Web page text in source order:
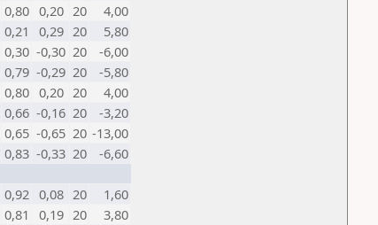
0,80 0,20 20
4,00
0,21 0,29 20
5,80
0,30 -0,30 20
-6,00
0,79 -0,29 20
-5,80
0,80 0,20 20
4,00
0,66 -0,16 20
-3,20
0,65 -0,65 20 -13,00
0,83 -0,33 20
-6,60
0,92 0,08 20
1,60
0,81 0,19 20
3,80